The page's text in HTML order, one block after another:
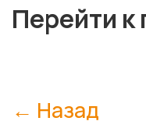
Перейти к
← Назад